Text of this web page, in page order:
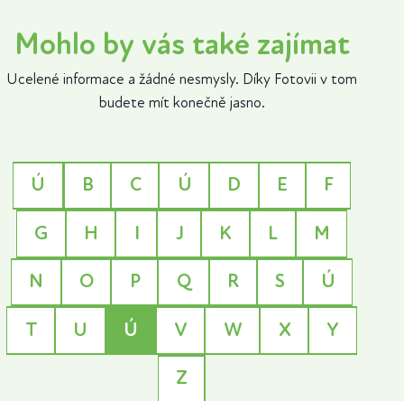
Mohlo by vás také zajímat
Ucelené informace a žádné nesmysly. Díky Fotovii v tom
budete mít konečně jasno.
Ú B C Ú D E F
G H I J K L M
N O P Q R S Ú
T U Ú V W X Y
Z